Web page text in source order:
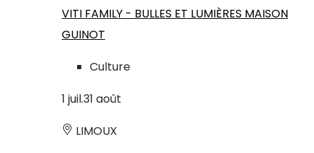
VITI FAMILY - BULLES ET LUMIÈRES MAISON
GUINOT
Culture
1 juil.31 août
LIMOUX